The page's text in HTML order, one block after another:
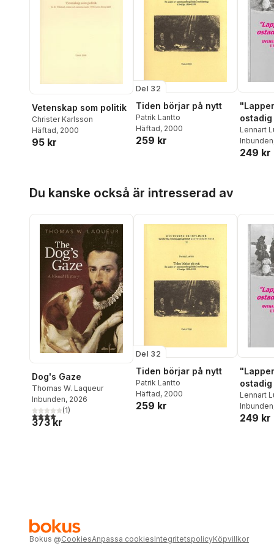
Daniel Lindmark,Niclas
Skott,Fredrik Thisner,Olof
Winberg
Vetenskap som politik
Christer Karlsson
Häftad, 2000
95 kr
Del 32
Tiden börjar på nytt
Patrik Lantto
Häftad, 2000
259 kr
Lennart
Inbunden
249 kr
Du kanske också är intresserad av
Dog's Gaze
Thomas W. Laqueur
Inbunden, 2026
4,0utav 5 stjärnor. Totalt antal röster:
(1)
373 kr
Del 32
Tiden börjar på nytt
Patrik Lantto
Häftad, 2000
259 kr
Lennart
Inbunden
249 kr
Bokus @CookiesAnpassa cookiesIntegritetspolicyKöpvillkor